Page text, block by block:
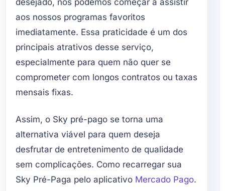
desejado, nós podemos começar a assistir
aos nossos programas favoritos
imediatamente. Essa praticidade é um dos
principais atrativos desse serviço,
especialmente para quem não quer se
comprometer com longos contratos ou taxas
mensais fixas.
Assim, o Sky pré-pago se torna uma
alternativa viável para quem deseja
desfrutar de entretenimento de qualidade
sem complicações. Como recarregar sua
Sky Pré-Paga pelo aplicativo Mercado Pago.